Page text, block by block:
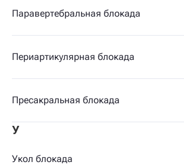
Паравертебральная блокада
Периартикулярная блокада
Пресакральная блокада
У
Укол блокада